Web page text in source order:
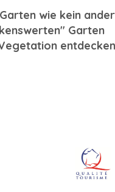
wie kein
Garten